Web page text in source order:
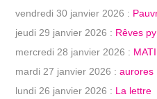
vendredi 30 janvier 2026 :
jeudi 29 janvier 2026 : Rêves
mercredi 28 janvier 2026 :
mardi 27 janvier 2026 :aurores
lundi 26 janvier 2026 : La lettre